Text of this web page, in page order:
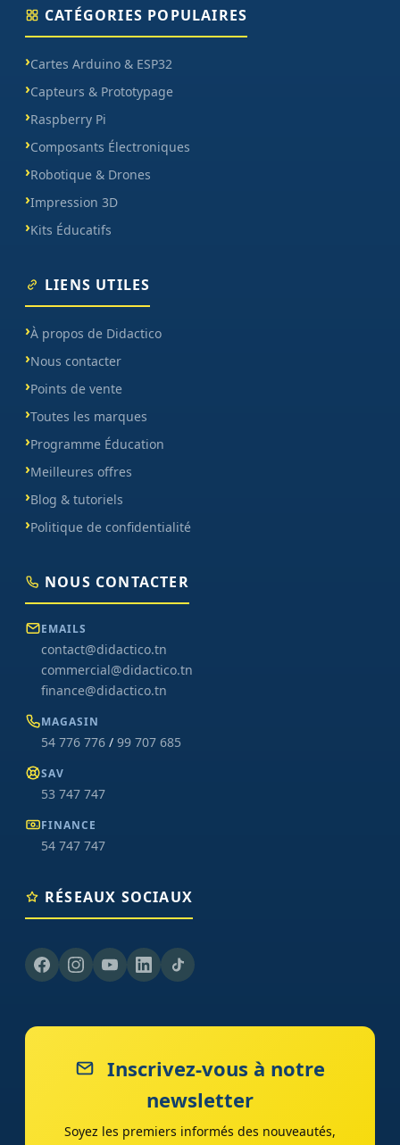
CATÉGORIES POPULAIRES
Cartes Arduino & ESP32
Capteurs & Prototypage
Raspberry Pi
Composants Électroniques
Robotique & Drones
Impression 3D
Kits Éducatifs
LIENS UTILES
À propos de Didactico
Nous contacter
Points de vente
Toutes les marques
Programme Éducation
Meilleures offres
Blog & tutoriels
Politique de confidentialité
NOUS CONTACTER
EMAILS
contact@didactico.tn
commercial@didactico.tn
finance@didactico.tn
MAGASIN
54 776 776 / 99 707 685
SAV
53 747 747
FINANCE
54 747 747
RÉSEAUX SOCIAUX
Inscrivez-vous à notre
newsletter
Soyez les premiers informés des nouveautés,